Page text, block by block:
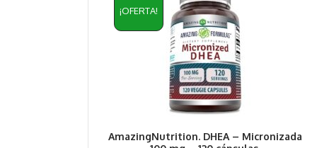
AmazingNutrition. DHEA – Micronizada
¡OFERTA!